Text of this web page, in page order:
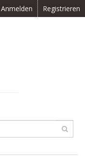
Anmelden Registrieren